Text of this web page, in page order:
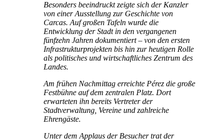
Besonders beeindruckt zeigte sich der Kanzler
von einer Ausstellung zur Geschichte von
Carcas. Auf großen Tafeln wurde die
Entwicklung der Stadt in den vergangenen
fünfzehn Jahren dokumentiert – von den ersten
Infrastrukturprojekten bis hin zur heutigen Rolle
als politisches und wirtschaftliches Zentrum des
Landes.
Am frühen Nachmittag erreichte Pérez die große
Festbühne auf dem zentralen Platz. Dort
erwarteten ihn bereits Vertreter der
Stadtverwaltung, Vereine und zahlreiche
Ehrengäste.
Unter dem Applaus der Besucher trat der